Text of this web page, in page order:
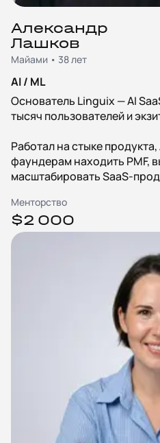
Александр
Лашков
Майами • 38 лет
AI / ML
Основатель Linguix — AI
тысяч пользователей и
Работал на стыке
фаундерам находить PMF,
масштабировать SaaS-
Менторство
$2 000